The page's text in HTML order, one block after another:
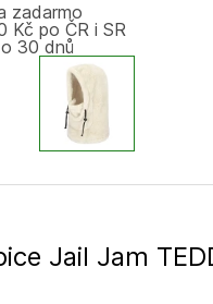
Jail Jam
zadarmo
Kč po ČR i SR
30 dnů